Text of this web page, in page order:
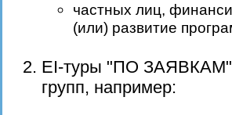
частных лиц,
(или) развитие
EI-туры "ПО ЗАЯВКАМ"
групп, например: